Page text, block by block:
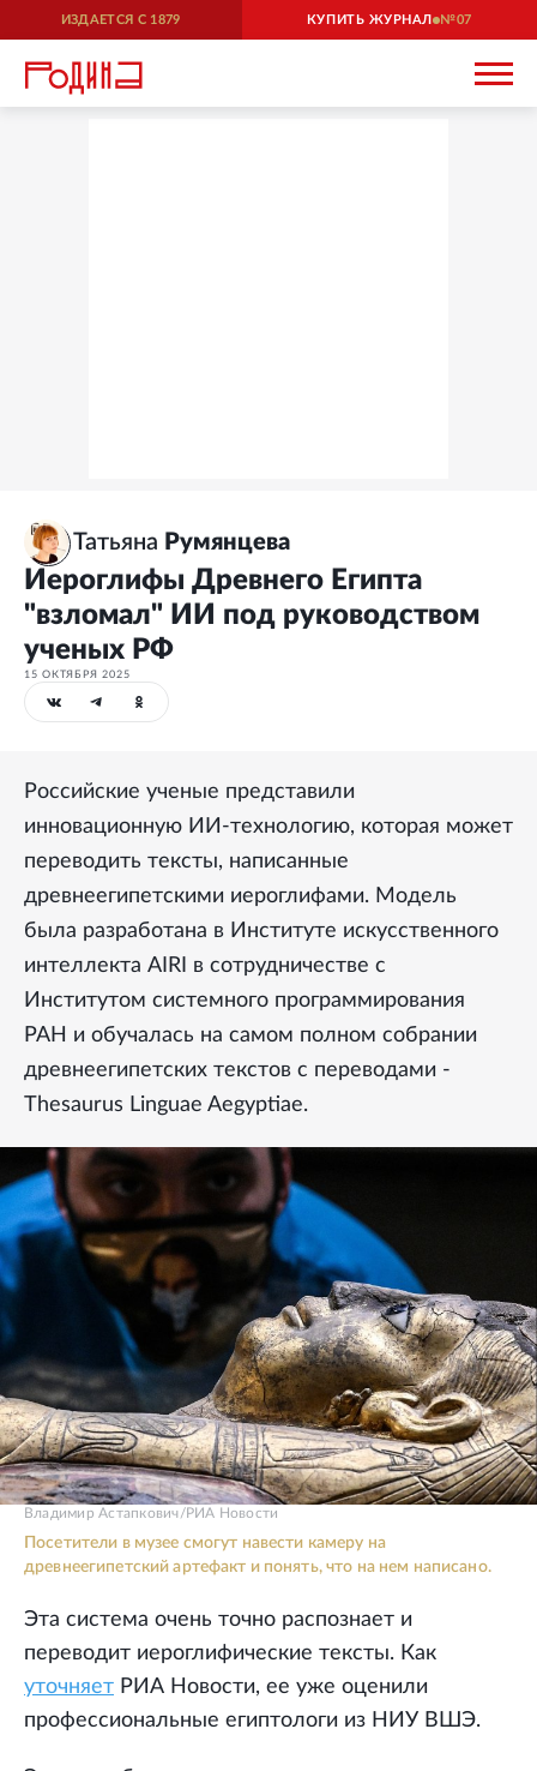
ИЗДАЕТСЯ С 1879 КУПИТЬ ЖУРНАЛ 07
Татьяна Румянцева
Иероглифы Древнего Египта
"взломал" ИИ под руководством
ученых РФ
15 ОКТЯБРЯ 2025
Российские ученые представили
инновационную ИИ-технологию, которая может
переводить тексты, написанные
древнеегипетскими иероглифами. Модель
была разработана в Институте искусственного
интеллекта AIRI в сотрудничестве с
Институтом системного программирования
РАН и обучалась на самом полном собрании
древнеегипетских текстов с переводами -
Thesaurus Linguae Aegyptiae.
Владимир Астапкович/РИА Новости
Посетители в музее смогут навести камеру на
древнеегипетский артефакт и понять, что на нем написано.
Эта система очень точно распознает и
переводит иероглифические тексты. Как
уточняет РИА Новости, ее уже оценили
профессиональные египтологи из НИУ ВШЭ.